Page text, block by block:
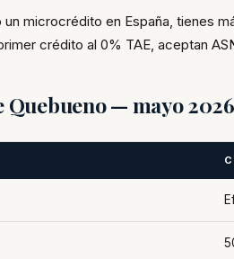
microcrédito en España, tienes
crédito al 0% TAE, aceptan
Quebueno — mayo 2026